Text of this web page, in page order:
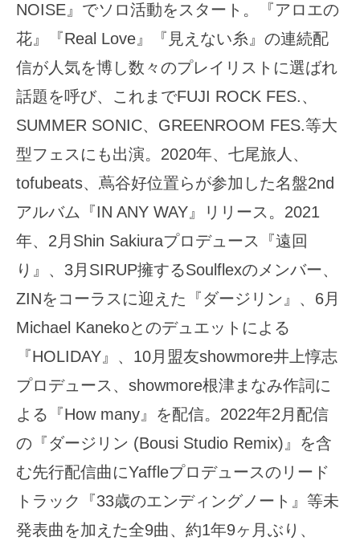
NOISE』でソロ活動をスタート。『アロエの
花』『Real Love』『見えない糸』の連続配
信が人気を博し数々のプレイリストに選ばれ
話題を呼び、これまでFUJI ROCK FES.、
SUMMER SONIC、GREENROOM FES.等大
型フェスにも出演。2020年、七尾旅人、
tofubeats、蔦谷好位置らが参加した名盤2nd
アルバム『IN ANY WAY』リリース。2021
年、2月Shin Sakiuraプロデュース『遠回
り』、3月SIRUP擁するSoulflexのメンバー、
ZINをコーラスに迎えた『ダージリン』、6月
Michael Kanekoとのデュエットによる
『HOLIDAY』、10月盟友showmore井上惇志
プロデュース、showmore根津まなみ作詞に
よる『How many』を配信。2022年2月配信
の『ダージリン (Bousi Studio Remix)』を含
む先行配信曲にYaffleプロデュースのリード
トラック『33歳のエンディングノート』等未
発表曲を加えた全9曲、約1年9ヶ月ぶり、